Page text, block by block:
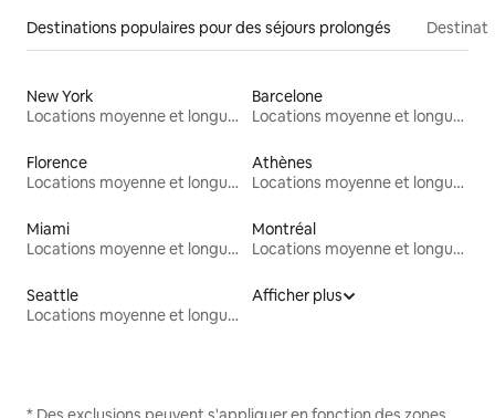
Destinations populaires pour des séjours prolongés
New York
Locations moyenne et longue durée
Barcelone
Locations moyenne et longue durée
Florence
Locations moyenne et longue durée
Athènes
Locations moyenne et longue durée
Miami
Locations moyenne et longue durée
Montréal
Locations moyenne et longue durée
Seattle
Locations moyenne et longue durée
Afficher plus